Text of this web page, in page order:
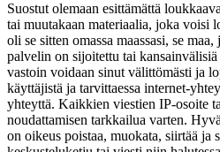
Suostut olemaan esittämättä
tai muutakaan materiaalia, joka voisi
oli se sitten omassa maassasi, se
palvelin on sijoitettu tai
vastoin voidaan sinut välittömästi ja
käyttäjistä ja tarvittaessa internet-
yhteyttä. Kaikkien viestien IP-osoite
noudattamisen tarkkailua varten.
on oikeus poistaa, muokata, siirtää ja